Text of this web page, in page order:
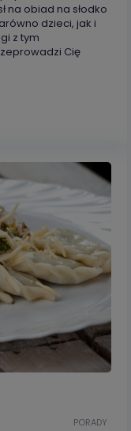
na obiad na słodko
dzieci, jak i
z tym
Cię
PORADY